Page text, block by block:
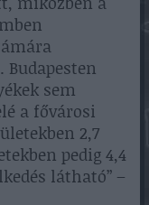
sem
a fővárosi
2,7
pedig 4,4
látható” –